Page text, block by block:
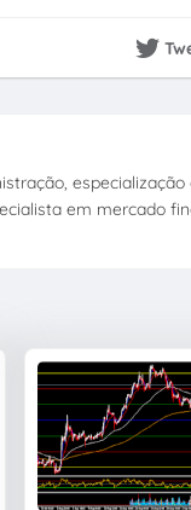
em mercado